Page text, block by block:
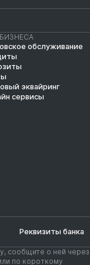
обслуживание
эквайринг
сервисы
Реквизиты банка
сообщите о ней через
по короткому